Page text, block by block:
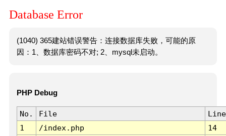
Database Error
(1040) 365建站错误警告：连接数据库失败，可能的原
因：1、数据库密码不对; 2、mysql未启动。
PHP Debug
No. File
Line
1
/index.php 14